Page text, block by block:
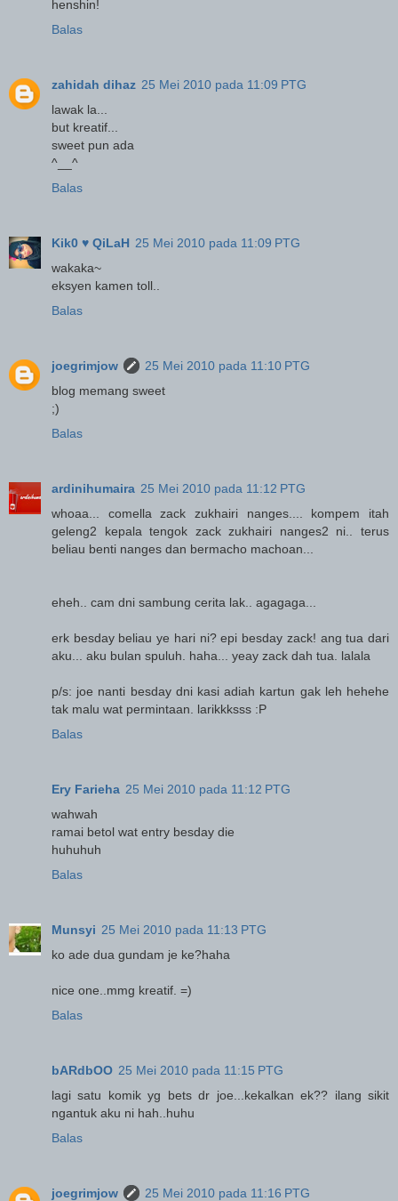
henshin!
Balas
zahidah dihaz 25 Mei 2010 pada 11:09 PTG
lawak la...
but kreatif...
sweet pun ada
^__^
Balas
Kik0 ♥ QiLaH 25 Mei 2010 pada 11:09 PTG
wakaka~
eksyen kamen toll..
Balas
joegrimjow
25 Mei 2010 pada 11:10 PTG
blog memang sweet
;)
Balas
ardinihumaira 25 Mei 2010 pada 11:12 PTG
whoaa... comella zack zukhairi nanges.... kompem itah
geleng2 kepala tengok zack zukhairi nanges2 ni.. terus
beliau benti nanges dan bermacho machoan...
eheh.. cam dni sambung cerita lak.. agagaga...
erk besday beliau ye hari ni? epi besday zack! ang tua dari
aku... aku bulan spuluh. haha... yeay zack dah tua. lalala
p/s: joe nanti besday dni kasi adiah kartun gak leh hehehe
tak malu wat permintaan. larikkksss :P
Balas
Ery Farieha 25 Mei 2010 pada 11:12 PTG
wahwah
ramai betol wat entry besday die
huhuhuh
Balas
Munsyi 25 Mei 2010 pada 11:13 PTG
ko ade dua gundam je ke?haha
nice one..mmg kreatif. =)
Balas
bARdbOO 25 Mei 2010 pada 11:15 PTG
lagi satu komik yg bets dr joe...kekalkan ek?? ilang sikit
ngantuk aku ni hah..huhu
Balas
joegrimjow
25 Mei 2010 pada 11:16 PTG